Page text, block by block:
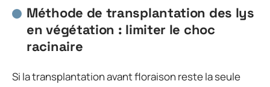
Méthode de transplantation des lys
en végétation : limiter le choc
racinaire
Si la transplantation avant floraison reste la seule